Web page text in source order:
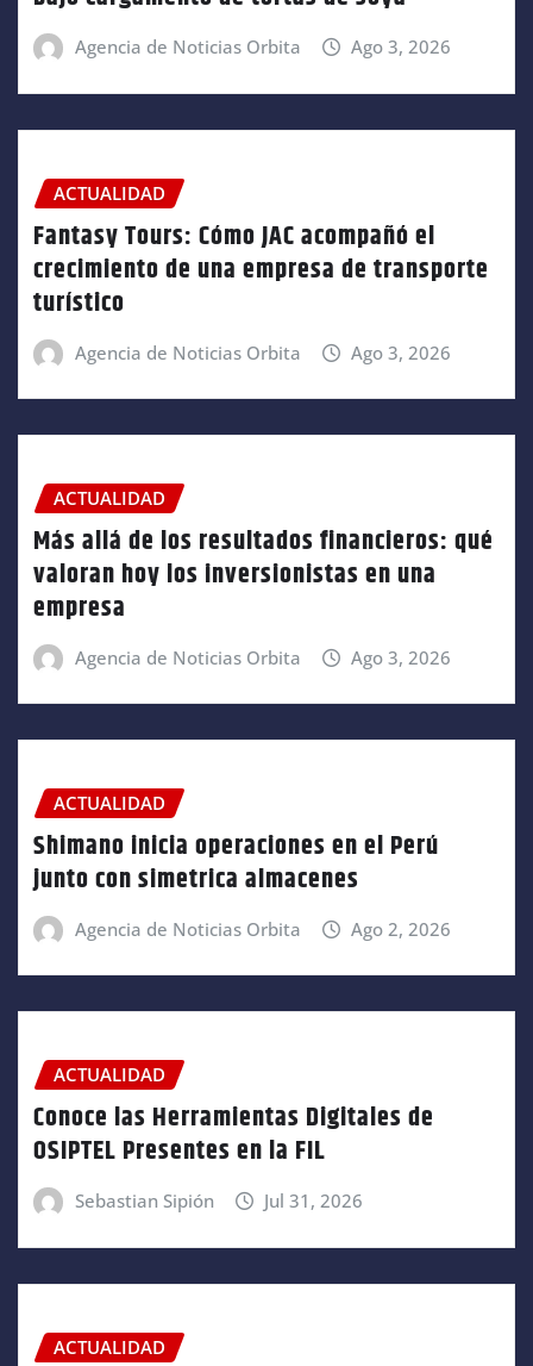
Agencia de Noticias Orbita Ago 3, 2026
ACTUALIDAD
Fantasy Tours: Cómo JAC acompañó el
crecimiento de una empresa de transporte
turístico
Agencia de Noticias Orbita Ago 3, 2026
ACTUALIDAD
Más allá de los resultados financieros: qué
valoran hoy los inversionistas en una
empresa
Agencia de Noticias Orbita Ago 3, 2026
ACTUALIDAD
Shimano inicia operaciones en el Perú
junto con simetrica almacenes
Agencia de Noticias Orbita Ago 2, 2026
ACTUALIDAD
Conoce las Herramientas Digitales de
OSIPTEL Presentes en la FIL
Sebastian Sipión Jul 31, 2026
ACTUALIDAD